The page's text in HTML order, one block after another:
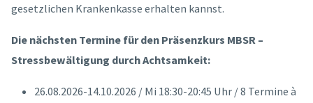
gesetzlichen Krankenkasse erhalten kannst.
Die nächsten Termine für den Präsenzkurs MBSR –
Stressbewältigung durch Achtsamkeit:
26.08.2026-14.10.2026 / Mi 18:30-20:45 Uhr / 8 Termine à